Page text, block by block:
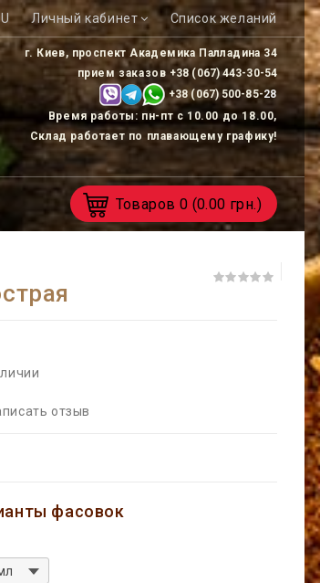
Личный кабинет Список желаний
г. Киев, проспект Академика Палладина 34
прием заказов +38 (067) 443-30-54
+38 (067) 500-85-28
Время работы: пн-пт с 10.00 до 18.00,
Склад работает по плавающему графику!
Товаров 0 (0.00 грн.)
отзыв
фасовок